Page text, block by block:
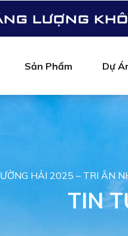
LƯỢNG
Sản Phẩm Dự
HẢI 2025 – TRI ÂN
TIN